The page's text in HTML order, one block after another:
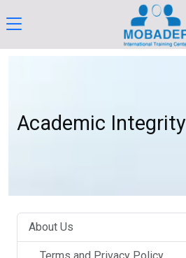
Academic Integrity
About Us